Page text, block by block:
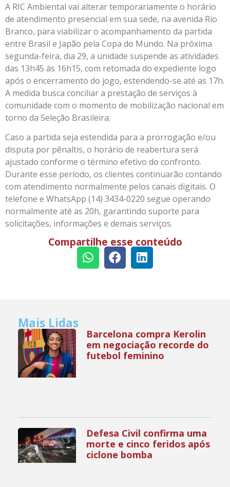
A RIC Ambiental vai alterar temporariamente o horário
de atendimento presencial em sua sede, na avenida Rio
Branco, para viabilizar o acompanhamento da partida
entre Brasil e Japão pela Copa do Mundo. Na próxima
segunda-feira, dia 29, a unidade suspende as atividades
das 13h45 às 16h15, com retomada do expediente logo
após o encerramento do jogo, estendendo-se até as 17h.
A medida busca conciliar a prestação de serviços à
comunidade com o momento de mobilização nacional em
torno da Seleção Brasileira.
Caso a partida seja estendida para a prorrogação e/ou
disputa por pênaltis, o horário de reabertura será
ajustado conforme o término efetivo do confronto.
Durante esse período, os clientes continuarão contando
com atendimento normalmente pelos canais digitais. O
telefone e WhatsApp (14) 3434-0220 segue operando
normalmente até as 20h, garantindo suporte para
solicitações, informações e demais serviços.
Compartilhe esse conteúdo
Mais Lidas
Barcelona compra Kerolin
em negociação recorde do
futebol feminino
Defesa Civil confirma uma
morte e cinco feridos após
ciclone bomba